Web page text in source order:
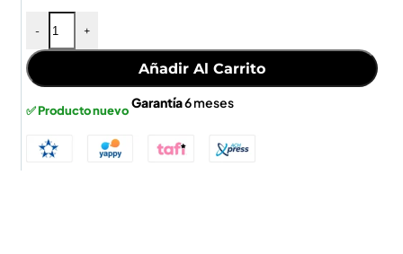
- +
Añadir Al Carrito
✅ Producto nuevoGarantía6 meses